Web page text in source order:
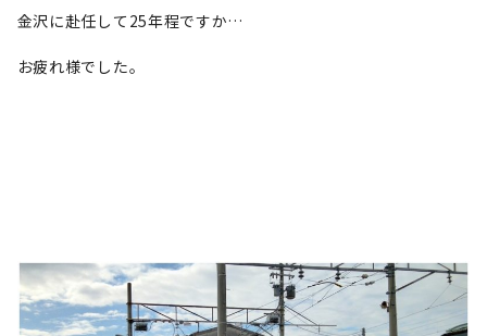
金沢に赴任して25年程ですか…
お疲れ様でした。